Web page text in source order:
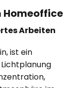
Homeoffice
Arbeiten
ist ein